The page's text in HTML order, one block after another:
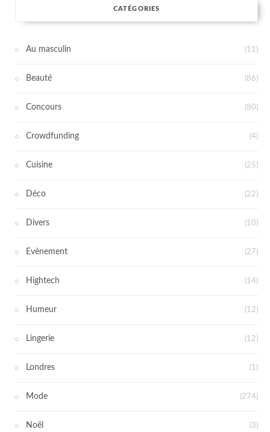
CATÉGORIES
Au masculin (11)
Beauté (86)
Concours (80)
Crowdfunding (4)
Cuisine (25)
Déco (22)
Divers (10)
Evènement (27)
Hightech (14)
Humeur (12)
Lingerie (12)
Londres (1)
Mode (274)
Noël (3)